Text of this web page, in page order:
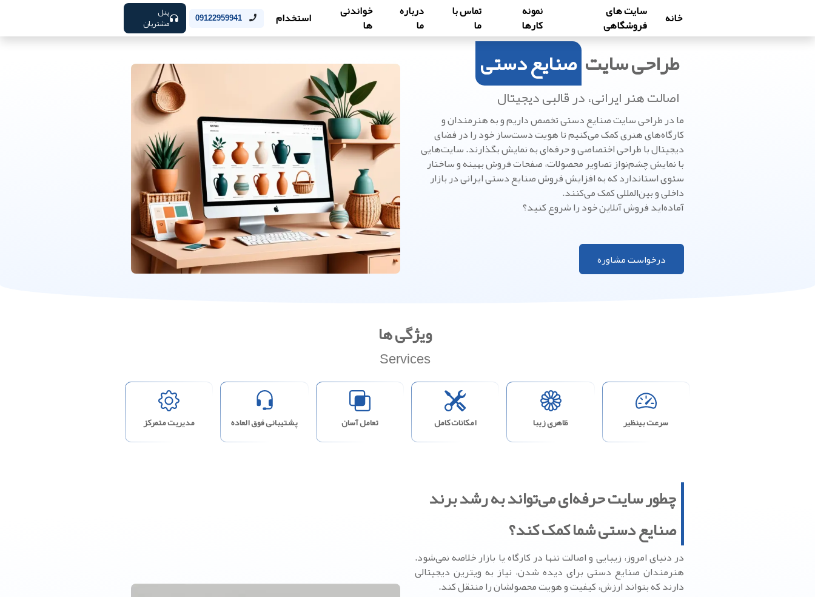
خانه سایت های
فروشگاهی
نمونه
کارها
تماس با
ما
درباره
ما
خواندنی
ها استخدام 09122959941 پنل
مشتریان
طراحی سایت صنایع دستی
اصالت هنر ایرانی، در قالبی دیجیتال
ما در طراحی سایت صنایع دستی تخصص داریم و به هنرمندان و
کارگاه‌های هنری کمک می‌کنیم تا هویت دست‌ساز خود را در فضای
دیجیتال با طراحی اختصاصی و حرفه‌ای به نمایش بگذارند. سایت‌هایی
با نمایش چشم‌نواز تصاویر محصولات، صفحات فروش بهینه و ساختار
سئوی استاندارد که به افزایش فروش صنایع دستی ایرانی در بازار
داخلی و بین‌المللی کمک می‌کنند.
آماده‌اید فروش آنلاین خود را شروع کنید؟
درخواست مشاوره
ویژگی ها
Services
سرعت بینظیر ظاهری زیبا امکانات کامل تعامل آسان پشتیبانی فوق العاده مدیریت متمرکز
چطور سایت حرفه‌ای می‌تواند به رشد برند
صنایع دستی شما کمک کند؟
در دنیای امروز، زیبایی و اصالت تنها در کارگاه یا بازار خلاصه نمی‌شود.
هنرمندان صنایع دستی برای دیده شدن، نیاز به ویترین دیجیتالی
دارند که بتواند ارزش، کیفیت و هویت محصولشان را منتقل کند.